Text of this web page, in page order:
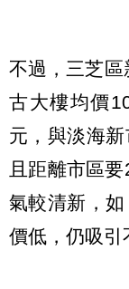
不過，三芝
古大樓均價
元，與淡海
且距離市區
氣較清新，
價低，仍吸引